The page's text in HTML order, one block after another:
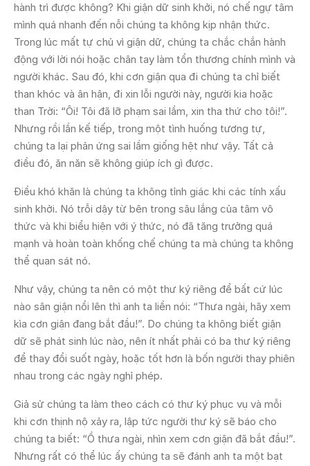
hành trì được không? Khi giận dữ sinh khởi, nó chế ngự tâm
mình quá nhanh đến nỗi chúng ta không kịp nhận thức.
Trong lúc mất tự chủ vì giận dữ, chúng ta chắc chắn hành
động với lời nói hoặc chân tay làm tổn thương chính mình và
người khác. Sau đó, khi cơn giận qua đi chúng ta chỉ biết
than khóc và ân hận, đi xin lỗi người này, người kia hoặc
than Trời: “Ôi! Tôi đã lỡ phạm sai lầm, xin tha thứ cho tôi!”.
Nhưng rồi lần kế tiếp, trong một tình huống tương tự,
chúng ta lại phản ứng sai lầm giống hệt như vậy. Tất cả
điều đó, ăn năn sẽ không giúp ích gì được.
Điều khó khăn là chúng ta không tỉnh giác khi các tính xấu
sinh khởi. Nó trỗi dậy từ bên trong sâu lắng của tâm vô
thức và khi biểu hiện với ý thức, nó đã tăng trưởng quá
mạnh và hoàn toàn khống chế chúng ta mà chúng ta không
thể quan sát nó.
Như vậy, chúng ta nên có một thư ký riêng để bất cứ lúc
nào sân giận nổi lên thì anh ta liền nói: “Thưa ngài, hãy xem
kìa cơn giận đang bắt đầu!”. Do chúng ta không biết giận
dữ sẽ phát sinh lúc nào, nên ít nhất phải có ba thư ký riêng
để thay đổi suốt ngày, hoặc tốt hơn là bốn người thay phiên
nhau trong các ngày nghỉ phép.
Giả sử chúng ta làm theo cách có thư ký phục vụ và mỗi
khi cơn thịnh nộ xảy ra, lập tức người thư ký sẽ báo cho
chúng ta biết: “Ồ thưa ngài, nhìn xem cơn giận đã bắt đầu!”.
Nhưng rất có thể lúc ấy chúng ta sẽ đánh anh ta một bạt